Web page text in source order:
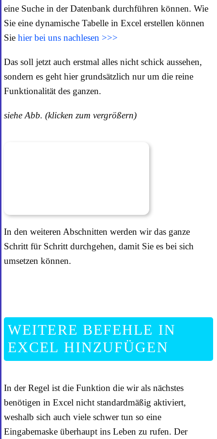
eine Suche in der Datenbank durchführen können. Wie
Sie eine dynamische Tabelle in Excel erstellen können
Sie hier bei uns nachlesen >>>
Das soll jetzt auch erstmal alles nicht schick aussehen,
sondern es geht hier grundsätzlich nur um die reine
Funktionalität des ganzen.
siehe Abb. (klicken zum vergrößern)
In den weiteren Abschnitten werden wir das ganze
Schritt für Schritt durchgehen, damit Sie es bei sich
umsetzen können.
WEITERE BEFEHLE IN
EXCEL HINZUFÜGEN
In der Regel ist die Funktion die wir als nächstes
benötigen in Excel nicht standardmäßig aktiviert,
weshalb sich auch viele schwer tun so eine
Eingabemaske überhaupt ins Leben zu rufen. Der